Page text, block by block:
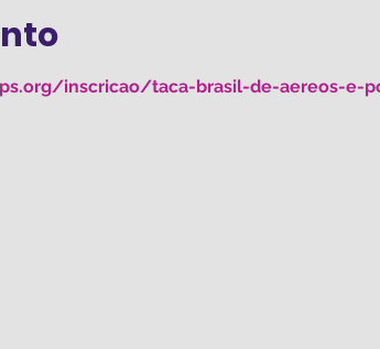
inscricao/taca-brasil-de-aereos-e-